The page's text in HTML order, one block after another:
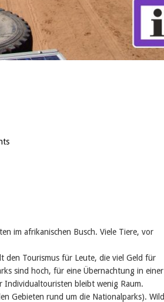
im afrikanischen Busch. Viele Tiere, vor
den Tourismus für Leute, die viel Geld für
sind hoch, für eine Übernachtung in einer
Individualtouristen bleibt wenig Raum.
Gebieten rund um die Nationalparks). Wild